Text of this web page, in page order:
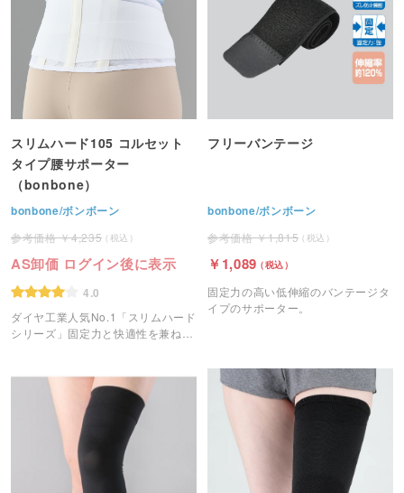
スリムハード105 コルセット
タイプ腰サポーター
（bonbone）
bonbone/ボンボーン
4,235
AS卸価 ログイン後に表示
4.0
ダイヤ工業人気No.1「スリムハード
シリーズ」固定力と快適性を兼ね備
フリーバンテージ
bonbone/ボンボーン
1,815
1,089
固定力の高い低伸縮のバンテージタ
イプのサポーター。